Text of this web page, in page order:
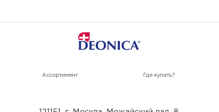
Ассортимент Где купить?